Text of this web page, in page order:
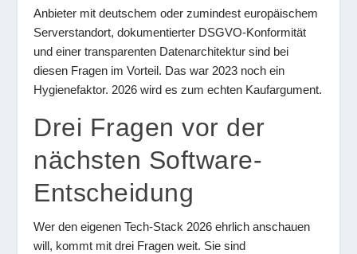
Anbieter mit deutschem oder zumindest europäischem
Serverstandort, dokumentierter DSGVO-Konformität
und einer transparenten Datenarchitektur sind bei
diesen Fragen im Vorteil. Das war 2023 noch ein
Hygienefaktor. 2026 wird es zum echten Kaufargument.
Drei Fragen vor der
nächsten Software-
Entscheidung
Wer den eigenen Tech-Stack 2026 ehrlich anschauen
will, kommt mit drei Fragen weit. Sie sind